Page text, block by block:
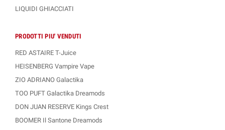
LIQUIDI GHIACCIATI
PRODOTTI PIU' VENDUTI
RED ASTAIRE T-Juice
HEISENBERG Vampire Vape
ZIO ADRIANO Galactika
TOO PUFT Galactika Dreamods
DON JUAN RESERVE Kings Crest
BOOMER Il Santone Dreamods